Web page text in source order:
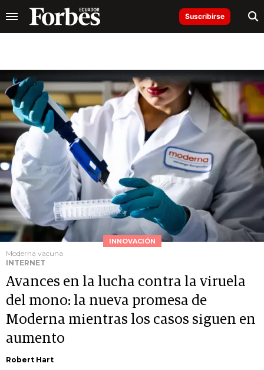
Suscribirse
INNOVACIÓN
Moderna vacuna
INTERNET
Avances en la lucha contra la viruela
del mono: la nueva promesa de
Moderna mientras los casos siguen en
aumento
Robert Hart